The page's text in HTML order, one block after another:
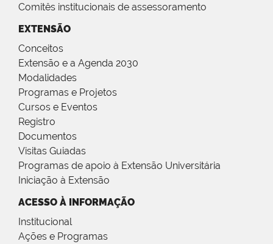
Comitês institucionais de assessoramento
EXTENSÃO
Conceitos
Extensão e a Agenda 2030
Modalidades
Programas e Projetos
Cursos e Eventos
Registro
Documentos
Visitas Guiadas
Programas de apoio à Extensão Universitária
Iniciação à Extensão
ACESSO À INFORMAÇÃO
Institucional
Ações e Programas